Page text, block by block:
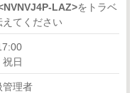
LAZ>をトラベ
てください
日
管理者